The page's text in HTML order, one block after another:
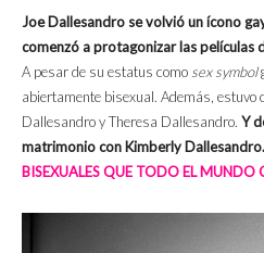
Joe Dallesandro se volvió un ícono
comenzó a protagonizar las películas
A pesar de su estatus como sex symbol
abiertamente bisexual. Además, estuvo
Dallesandro y Theresa Dallesandro. Y
matrimonio con Kimberly Dallesandro.
BISEXUALES QUE TODO EL MUNDO